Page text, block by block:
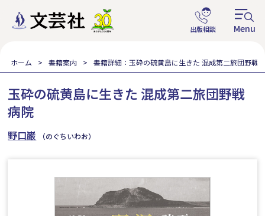
ホーム 書籍案内 書籍詳細：玉砕の硫黄島に生きた 混成第二旅団野戦
玉砕の硫黄島に生きた 混成第二旅団野戦
病院
野口巌 （のぐちいわお）